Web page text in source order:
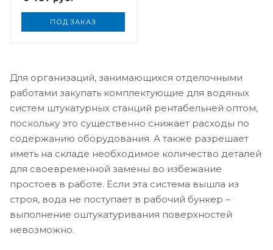
ПОД ЗАКАЗ
Для организаций, занимающихся отделочными
работами закупать комплектующие для водяных
систем штукатурных станций рентабельней оптом,
поскольку это существенно снижает расходы по
содержанию оборудования. А также разрешает
иметь на складе необходимое количество деталей
для своевременной замены во избежание
простоев в работе. Если эта система вышла из
строя, вода не поступает в рабочий бункер –
выполнение оштукатуривания поверхностей
невозможно.